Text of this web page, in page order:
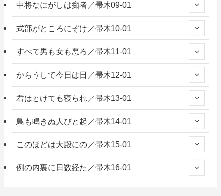
中将なにがしは痴者／帚木09-01
式部がところにぞけ／帚木10-01
すべて男も女も悪ろ／帚木11-01
からうして今日は日／帚木12-01
君はとけても寝られ／帚木13-01
鳥も鳴きぬ人びと起／帚木14-01
このほどは大殿にの／帚木15-01
例の内裏に日数経た／帚木16-01